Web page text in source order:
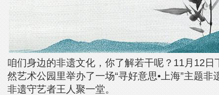
咱们身边的非遗文化，你了解若干呢？11月12日
然艺术公园里举办了一场“寻好意思•上海”主题非
非遗守艺者王人聚一堂。